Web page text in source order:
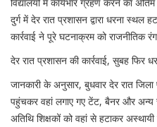
दुर्ग में देर रात प्रशासन द्वारा धरना स्थल
कार्रवाई ने पूरे घटनाक्रम को राजनीतिक
देर रात प्रशासन की कार्रवाई, सुबह फिर
जानकारी के अनुसार, बुधवार देर रात
पहुंचकर वहां लगाए गए टेंट, बैनर और अन्य
अतिथि शिक्षकों को वहां से हटाकर